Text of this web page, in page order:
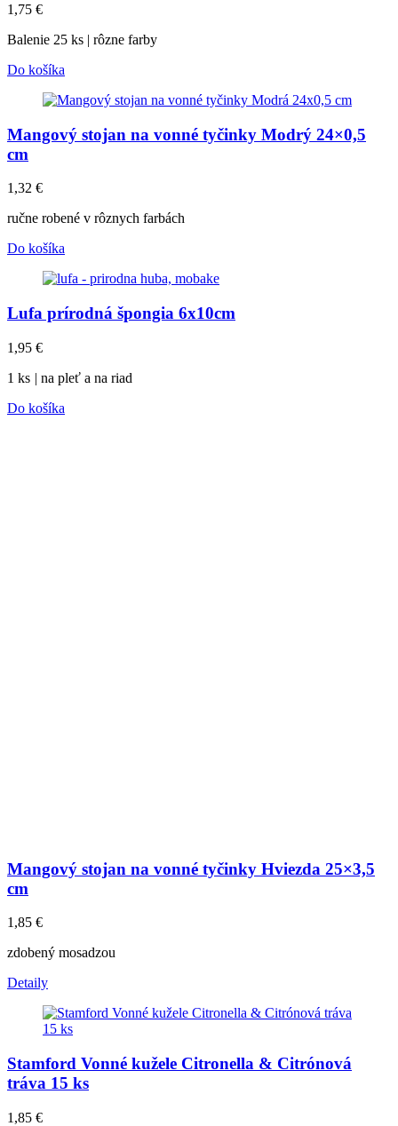
1,75 €
Balenie 25 ks | rôzne farby
Do košíka
Mangový stojan na vonné tyčinky Modrý 24×0,5
cm
1,32 €
ručne robené v rôznych farbách
Do košíka
Lufa prírodná špongia 6x10cm
1,95 €
1 ks | na pleť a na riad
Do košíka
Mangový stojan na vonné tyčinky Hviezda 25×3,5
cm
1,85 €
zdobený mosadzou
Detaily
Stamford Vonné kužele Citronella & Citrónová
tráva 15 ks
1,85 €